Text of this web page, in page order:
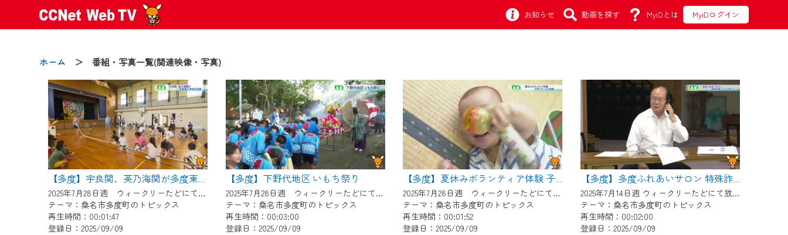
お知らせ 動画を探す MyiDとは MyiDログイン
ホーム ＞ 番組・写真一覧(関連映像・写真)
【多度】宇良関、英乃海関が多度東小学校を訪問
2025年7月28日週 ウィークリーたどにて放送
テーマ：桑名市多度町のトピックス
再生時間：00:01:47
登録日：2025/09/09
【多度】下野代地区 いもち祭り
2025年7月28日週 ウィークリーたどにて放送
テーマ：桑名市多度町のトピックス
再生時間：00:03:00
登録日：2025/09/09
【多度】夏休みボランティア体験 子育てサークル体験
2025年7月28日週 ウィークリーたどにて放送
テーマ：桑名市多度町のトピックス
再生時間：00:01:52
登録日：2025/09/09
【多度】多度ふれあいサロン 特殊詐欺について学ぶ
2025年7月14日週 ウィークリーたどにて放送
テーマ：桑名市多度町のトピックス
再生時間：00:02:00
登録日：2025/09/09
お知らせ
2024/09/02
動画配信サービス『CCNet Web TV』は2024年9月24日からリニューアルします！
【変更点】
◆デザイン変更により、お住まいの地域の動画コンテンツが一目瞭然。
◆当社アプリやＰＣブラウザから、いつでも・どこでも・外出先でも！
CCNetサービスエリア20市町の地域情報番組をご視聴いただけます！